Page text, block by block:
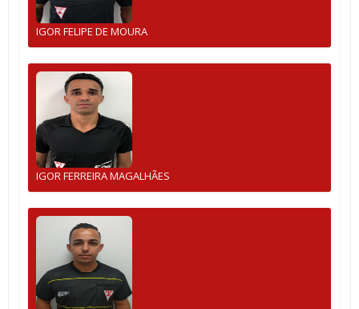
IGOR FELIPE DE MOURA
IGOR FERREIRA MAGALHÃES